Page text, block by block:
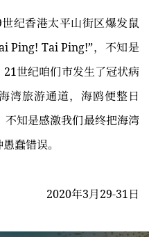
纪香港太平山街区爆发鼠
Ping! Tai Ping!”，不知是
世纪咱们市发生了冠状病
湾旅游通道，海鸥便整日
不知是感激我们最终把海湾
蠢错误。
2020年3月29-31日